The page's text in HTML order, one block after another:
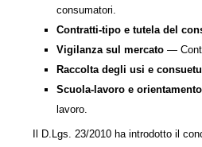
consumatori.
Contratti-tipo e tutela del
Vigilanza sul mercato —
Raccolta degli usi e
Scuola-lavoro e orientamento
lavoro.
Il D.Lgs. 23/2010 ha introdotto il